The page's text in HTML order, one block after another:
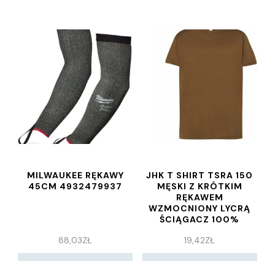
MILWAUKEE RĘKAWY
45CM 4932479937
88,03ZŁ
JHK T SHIRT TSRA 150
MĘSKI Z KRÓTKIM
RĘKAWEM
WZMOCNIONY LYCRĄ
ŚCIĄGACZ 100%
BIAŁY XL
19,42ZŁ